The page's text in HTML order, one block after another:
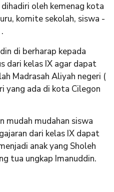
oleh kemenag kota
komite sekolah, siswa -
di berharap kepada
dari kelas IX agar dapat
Madrasah Aliyah negeri (
yang ada di kota Cilegon
mudah mudahan siswa
dari kelas IX dapat
anak yang Sholeh
tua ungkap Imanuddin.